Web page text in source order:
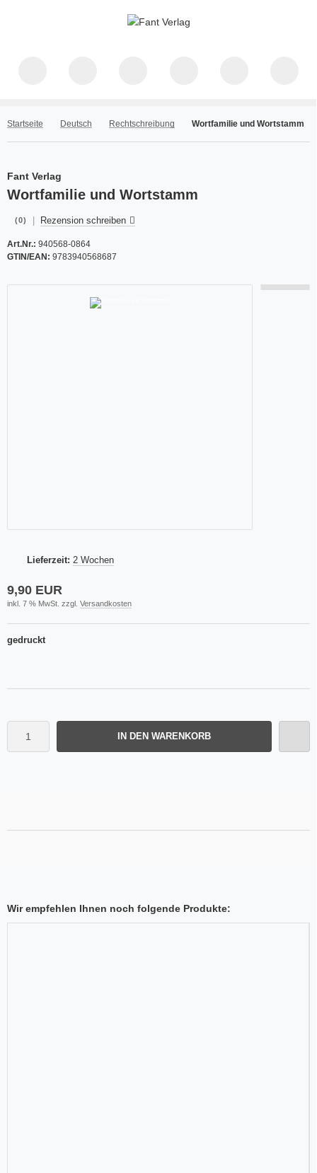
Startseite Deutsch Rechtschreibung Wortfamilie und Wortstamm
Fant Verlag
Wortfamilie und Wortstamm
(0) Rezension schreiben
Art.Nr.: 940568-0864
GTIN/EAN: 9783940568687
Lieferzeit: 2 Wochen
9,90 EUR
inkl. 7 % MwSt. zzgl. Versandkosten
gedruckt
IN DEN WARENKORB
Wir empfehlen Ihnen noch folgende Produkte: